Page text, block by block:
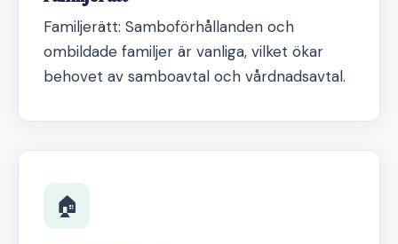
Familjerätt: Samboförhållanden och
ombildade familjer är vanliga, vilket ökar
behovet av samboavtal och vårdnadsavtal.
🏠